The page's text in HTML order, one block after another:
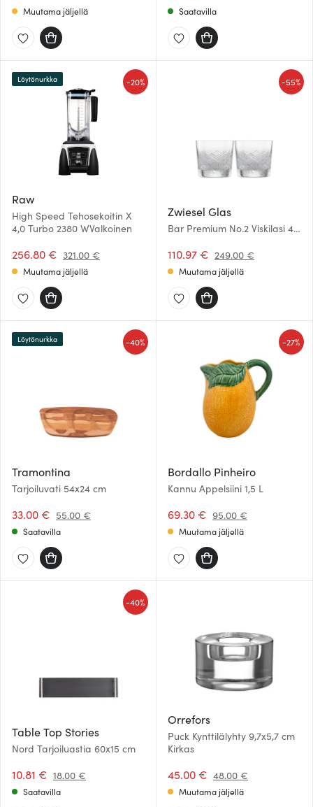
sivustoamme. Kumppanimme voivat yhdistää näitä
kerätty, kun olet käyttänyt heidän palvelujaan.
Muutama jäljellä Saatavilla
Raw
High Speed Tehosekoitin X
4,0 Turbo 2380 WValkoinen
256.80 € 321.00 €
-20%
Löytönurkka
Muutama jäljellä
Zwiesel Glas
Bar Premium No.2 Viskilasi 40
110.97 € 249.00 €
-55%
Muutama jäljellä
Tramontina
Tarjoiluvati 54x24 cm
33.00 € 55.00 €
-40%
Löytönurkka
Saatavilla
Bordallo Pinheiro
Kannu Appelsiini 1,5 L
69.30 € 95.00 €
-27%
Muutama jäljellä
Table Top Stories
Nord Tarjoiluastia 60x15 cm
10.81 € 18.00 €
-40%
Saatavilla
Orrefors
Puck Kynttilälyhty 9,7x5,7 cm
Kirkas
45.00 € 48.00 €
Muutama jäljellä